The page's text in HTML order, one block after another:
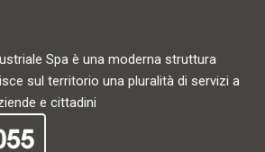
Spa è una moderna struttura
sul territorio una pluralità di servizi a
e cittadini